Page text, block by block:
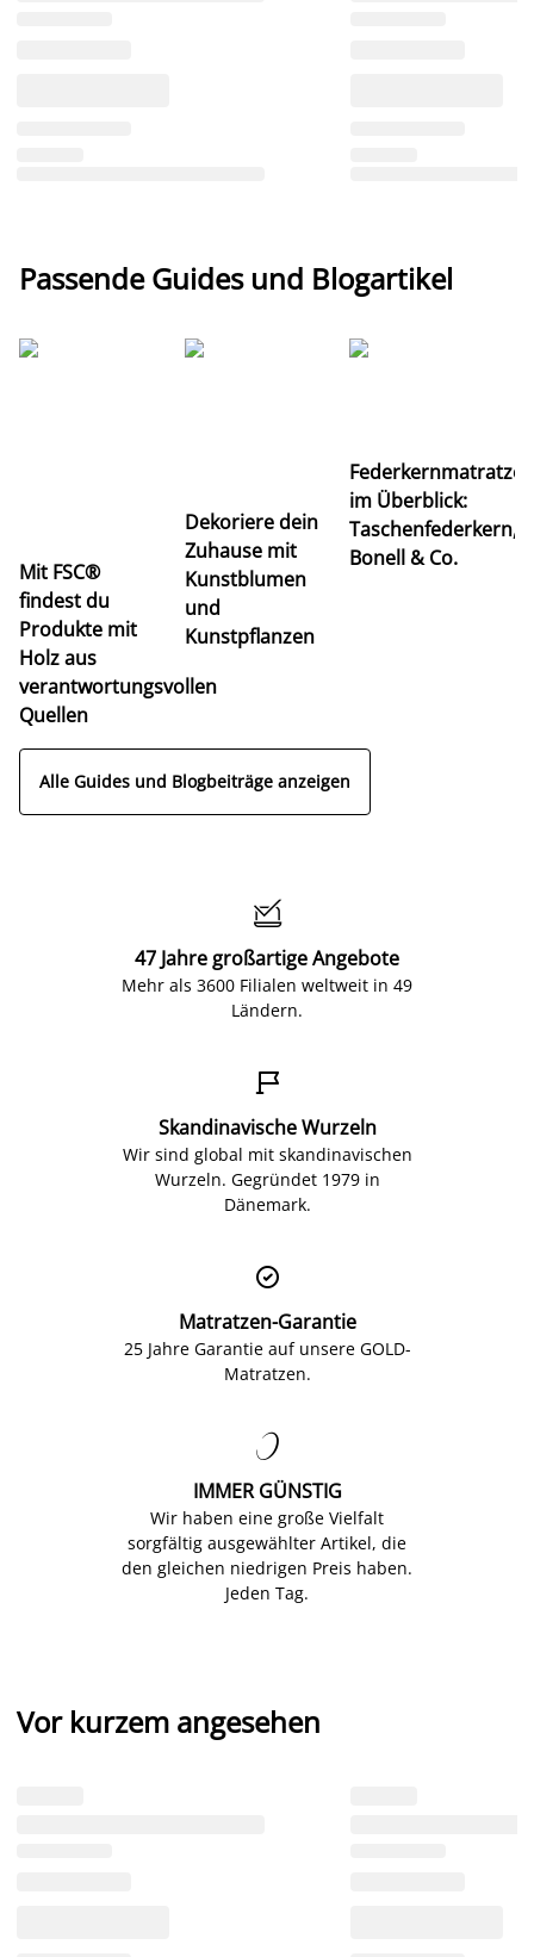
Passende Guides und Blogartikel
Mit FSC®
findest du
Produkte mit
Holz aus
verantwortungsvollen
Quellen
Dekoriere dein
Zuhause mit
Kunstblumen
und
Kunstpflanzen
im Überblick:
Taschenfederkern,
Bonell & Co.
Alle Guides und Blogbeiträge anzeigen

47 Jahre großartige Angebote
Mehr als 3600 Filialen weltweit in 49
Ländern.

Skandinavische Wurzeln
Wir sind global mit skandinavischen
Wurzeln. Gegründet 1979 in
Dänemark.

Matratzen-Garantie
25 Jahre Garantie auf unsere GOLD-
Matratzen.

IMMER GÜNSTIG
Wir haben eine große Vielfalt
sorgfältig ausgewählter Artikel, die
den gleichen niedrigen Preis haben.
Jeden Tag.
Vor kurzem angesehen